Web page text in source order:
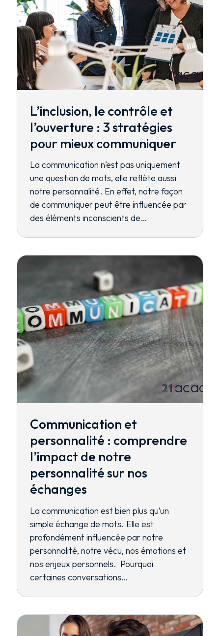
L’inclusion, le contrôle et
l’ouverture : 3 stratégies
pour mieux communiquer
La communication n’est pas uniquement
une question de mots, elle reflète aussi
notre personnalité. En effet, notre façon
de communiquer peut être influencée par
des éléments inconscients de…
Communication et
personnalité : comprendre
l’impact de notre
personnalité sur nos
échanges
La communication est bien plus qu’un
simple échange de mots. Elle est
profondément influencée par notre
personnalité, notre vécu, nos émotions et
nos enjeux personnels. Pourquoi
certaines conversations…